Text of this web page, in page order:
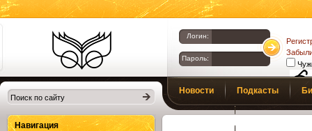
Библиотеки
Клина. Клинская
ЦБС.
Логин:
Пароль:
Новости Подкасты
Навигация